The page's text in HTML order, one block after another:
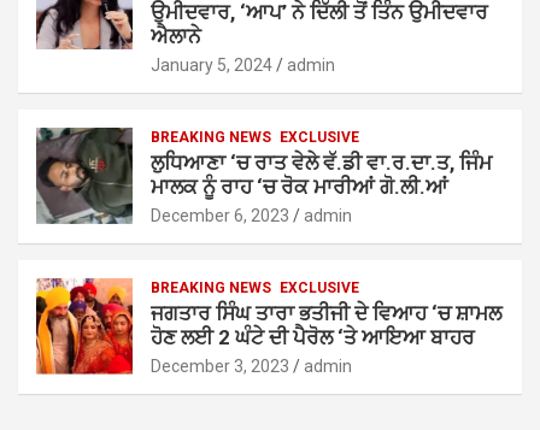
ਉਮੀਦਵਾਰ, ‘ਆਪ’ ਨੇ ਦਿੱਲੀ ਤੋਂ ਤਿੰਨ ਉਮੀਦਵਾਰ
ਐਲਾਨੇ
January 5, 2024 admin
BREAKING NEWS EXCLUSIVE
ਲੁਧਿਆਣਾ ‘ਚ ਰਾਤ ਵੇਲੇ ਵੱ.ਡੀ ਵਾ.ਰ.ਦਾ.ਤ, ਜਿੰਮ
ਮਾਲਕ ਨੂੰ ਰਾਹ ‘ਚ ਰੋਕ ਮਾਰੀਆਂ ਗੋ.ਲੀ.ਆਂ
December 6, 2023 admin
BREAKING NEWS EXCLUSIVE
ਜਗਤਾਰ ਸਿੰਘ ਤਾਰਾ ਭਤੀਜੀ ਦੇ ਵਿਆਹ ‘ਚ ਸ਼ਾਮਲ
ਹੋਣ ਲਈ 2 ਘੰਟੇ ਦੀ ਪੈਰੋਲ ‘ਤੇ ਆਇਆ ਬਾਹਰ
December 3, 2023 admin